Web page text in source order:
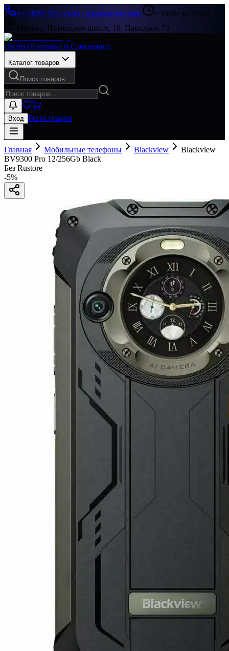
+7 (499) 322-33-86|Перезвоните мне
с 10:00 до 19:00
Москва, Пятницкое шоссе, 18, Павильон 73
ОплатаДоставка и Самовывоз
Каталог товаров
Поиск товаров...
Вход Регистрация
Главная Мобильные телефоны Blackview
Blackview
BV9300 Pro 12/256Gb Black
Без Rustore
-5%